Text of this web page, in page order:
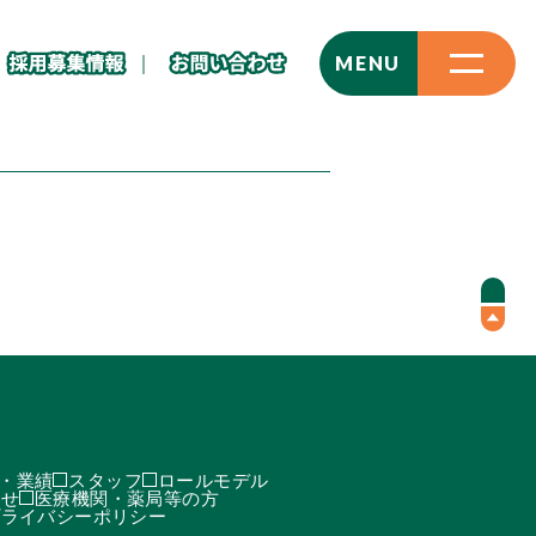
MENU
CLOSE
業績 スタッフ
ロールモデル
医療機関・薬局等の方
イバシーポリシー